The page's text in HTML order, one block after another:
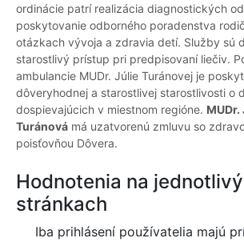
ordinácie patrí realizácia diagnostických
poskytovanie odborného poradenstva
otázkach vývoja a zdravia detí. Služby sú
starostlivý prístup pri predpisovaní liečiv.
ambulancie MUDr. Júlie Turánovej je
dôveryhodnej a starostlivej starostlivosti o
dospievajúcich v miestnom regióne. MUDr.
Turánová má uzatvorenú zmluvu so
poisťovňou Dôvera.
Hodnotenia na
stránkach
Iba prihlásení používatelia majú